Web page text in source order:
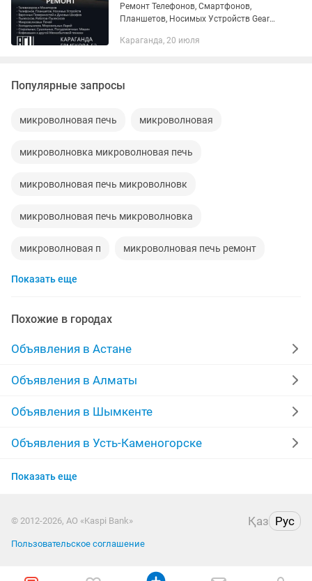
Ремонт Телефонов, Смартфонов,
Планшетов, Носимых Устройств Gear
т.п.), Телевизоров, Мониторов,
Караганда, 20 июля
Популярные запросы
микроволновая печь микроволновая
микроволновка микроволновая печь
микроволновая печь микроволновк
микроволновая печь микроволновка
микроволновая п микроволновая печь ремонт
микроволновая печь б у
печь подарок микроволновая
Показать еще
Похожие в городах
Объявления в Астане
Объявления в Алматы
Объявления в Шымкенте
Объявления в Усть-Каменогорске
Объявления в Актобе
Объявления в Таразе
Объявления в Павлодаре
Показать еще
© 2012-2026, АО «Kaspi Bank» Қаз Рус
Пользовательское соглашение